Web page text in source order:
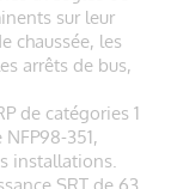
sur leur
chaussée, les
arrêts de bus,
de catégories 1
351,
installations.